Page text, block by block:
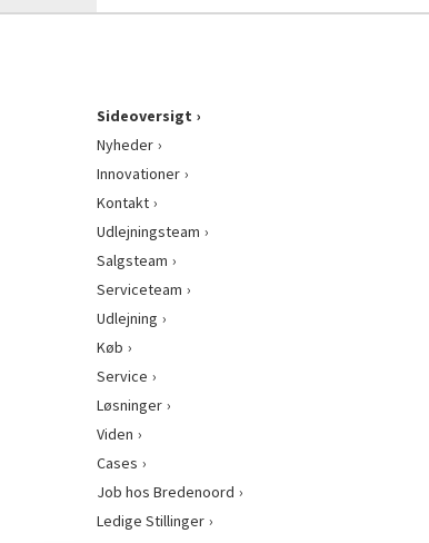
Sideoversigt
Nyheder
Innovationer
Kontakt
Udlejningsteam
Salgsteam
Serviceteam
Udlejning
Køb
Service
Løsninger
Viden
Cases
Job hos Bredenoord
Ledige Stillinger